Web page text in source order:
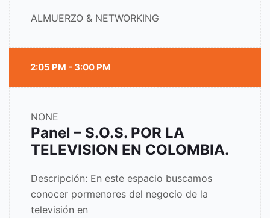
ALMUERZO & NETWORKING
2:05 PM - 3:00 PM
NONE
Panel – S.O.S. POR LA
TELEVISION EN COLOMBIA.
Descripción: En este espacio buscamos
conocer pormenores del negocio de la
televisión en